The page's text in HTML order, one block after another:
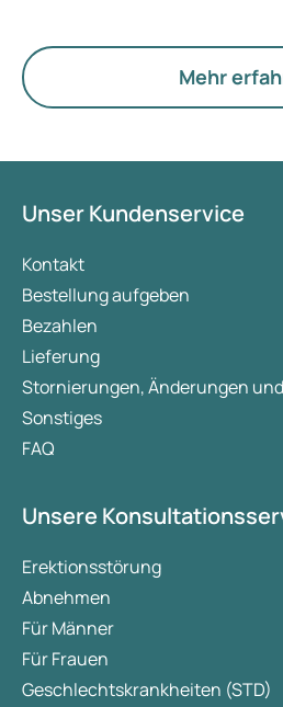
Hormone, den Stoffwechsel
Mehr
Unser Kundenservice
Kontakt
Bestellung aufgeben
Bezahlen
Lieferung
Stornierungen, Änderungen
Sonstiges
FAQ
Unsere
Erektionsstörung
Abnehmen
Für Männer
Für Frauen
Geschlechtskrankheiten (STD)